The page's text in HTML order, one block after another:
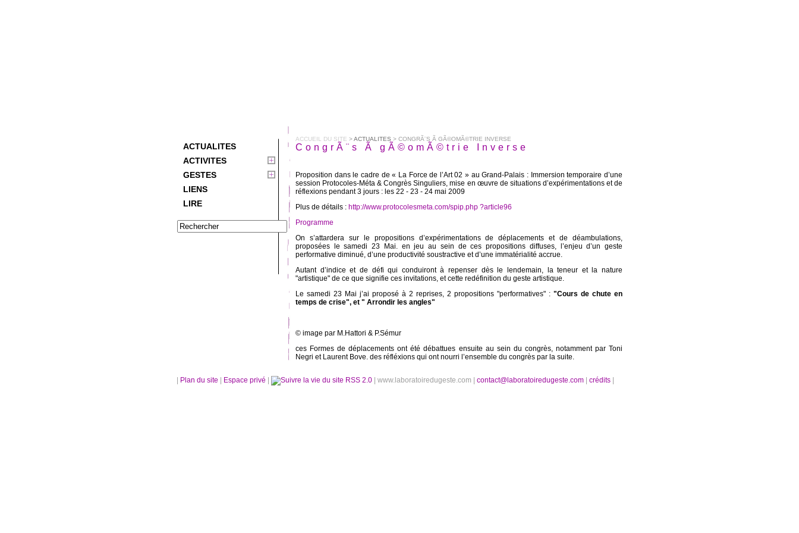
ACTUALITES
ACTIVITES
GESTES
LIENS
LIRE
ACCUEIL DU SITE >ACTUALITES > CONGRÃ¨S Ã GÃ©OMÃ©TRIE INVERSE
CongrÃ¨s Ã gÃ©omÃ©trie Inverse
Proposition dans le cadre de « La Force de l’Art 02 » au Grand-Palais : Immersion temporaire d’une
session Protocoles-Méta & Congrès Singuliers, mise en œuvre de situations d’expérimentations et de
réflexions pendant 3 jours : les 22 - 23 - 24 mai 2009
Plus de détails : http://www.protocolesmeta.com/spip.php ?article96
Programme
On s’attardera sur le propositions d’expérimentations de déplacements et de déambulations,
proposées le samedi 23 Mai. en jeu au sein de ces propositions diffuses, l’enjeu d’un geste
performative diminué, d’une productivité soustractive et d’une immatérialité accrue.
Autant d’indice et de défi qui conduiront à repenser dès le lendemain, la teneur et la nature
"artistique" de ce que signifie ces invitations, et cette redéfinition du geste artistique.
Le samedi 23 Mai j’ai proposé à 2 reprises, 2 propositions "performatives" : "Cours de chute en
temps de crise", et " Arrondir les angles"
© image par M.Hattori & P.Sémur
ces Formes de déplacements ont été débattues ensuite au sein du congrès, notamment par Toni
Negri et Laurent Bove. des réfléxions qui ont nourri l’ensemble du congrès par la suite.
Plan du site Espace privé RSS 2.0 | www.laboratoiredugeste.com | contact@laboratoiredugeste.com crédits